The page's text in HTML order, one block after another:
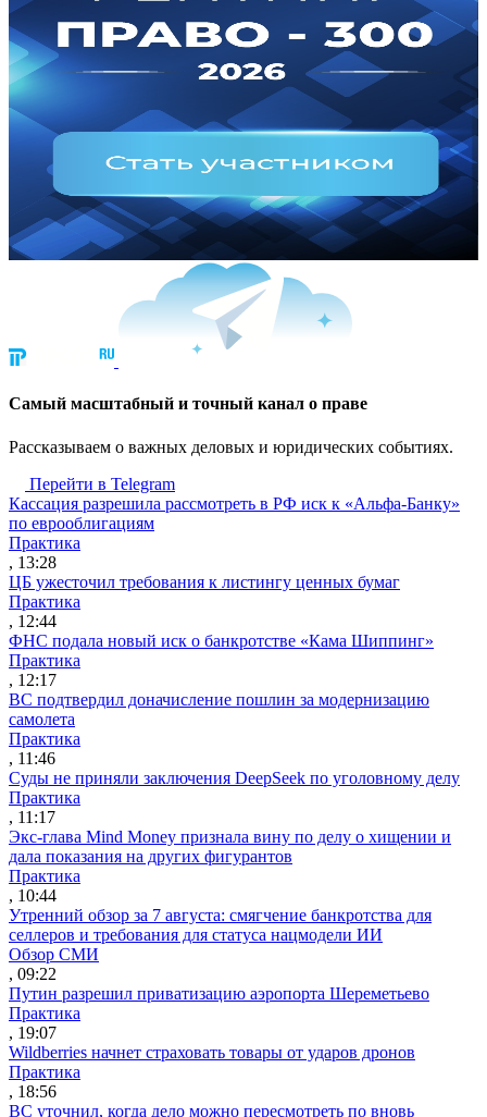
Cамый масштабный и точный канал о праве
Рассказываем о важных деловых и юридических событиях.
Перейти в Telegram
Кассация разрешила рассмотреть в РФ иск к «Альфа-Банку»
по еврооблигациям
Практика
, 13:28
ЦБ ужесточил требования к листингу ценных бумаг
Практика
, 12:44
ФНС подала новый иск о банкротстве «Кама Шиппинг»
Практика
, 12:17
ВС подтвердил доначисление пошлин за модернизацию
самолета
Практика
, 11:46
Суды не приняли заключения DeepSeek по уголовному делу
Практика
, 11:17
Экс-глава Mind Money признала вину по делу о хищении и
дала показания на других фигурантов
Практика
, 10:44
Утренний обзор за 7 августа: смягчение банкротства для
селлеров и требования для статуса нацмодели ИИ
Обзор СМИ
, 09:22
Путин разрешил приватизацию аэропорта Шереметьево
Практика
, 19:07
Wildberries начнет страховать товары от ударов дронов
Практика
, 18:56
ВС уточнил, когда дело можно пересмотреть по вновь